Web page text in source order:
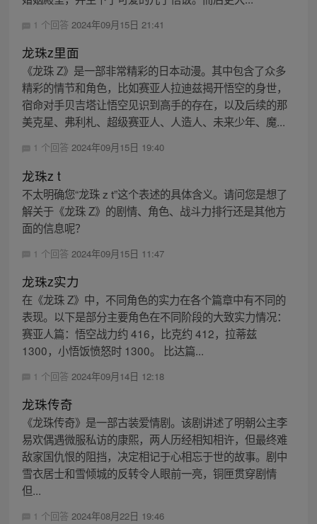
1 个回答 2024年09月15日 21:41
龙珠z里面
《龙珠 Z》是一部非常精彩的日本动漫。其中包含了众多
精彩的情节和角色，比如赛亚人拉迪兹揭开悟空的身世，
宿命对手贝吉塔让悟空见识到高手的存在，以及后续的那
美克星、弗利札、超级赛亚人、人造人、未来少年、魔...
1 个回答 2024年09月15日 19:40
龙珠z t
不太明确您“龙珠 z t”这个表述的具体含义。请问您是想了
解关于《龙珠 Z》的剧情、角色、战斗力排行还是其他方
面的信息呢？
1 个回答 2024年09月15日 11:47
龙珠z实力
在《龙珠 Z》中，不同角色的实力在各个篇章中有不同的
表现。以下是部分主要角色在不同阶段的大致实力情况：
赛亚人篇：悟空战力约 416，比克约 412，拉蒂兹
1300，小悟饭愤怒时 1300。 比达篇...
1 个回答 2024年09月14日 12:18
龙珠传奇
《龙珠传奇》是一部古装爱情剧。该剧讲述了明朝公主李
易欢偶遇微服私访的康熙，两人历经相知相许，但最终难
敌家国仇恨的阻挡，决定相记于心相忘于世的故事。剧中
雪衣居士和雪倾城的反转令人眼前一亮，铜匣贯穿剧情
但...
1 个回答 2024年08月22日 19:46